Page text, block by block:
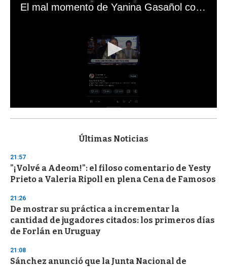
El mal momento de Yanina Gasañol con un hincha argentino en "Subrayado"
s
d
s
o
f
3
s
c
o
d
s
Últimas Noticias
21:57
"¡Volvé a Adeom!": el filoso comentario de Yesty
Prieto a Valeria Ripoll en plena Cena de Famosos
21:26
De mostrar su práctica a incrementar la
cantidad de jugadores citados: los primeros días
de Forlán en Uruguay
21:08
Sánchez anunció que la Junta Nacional de